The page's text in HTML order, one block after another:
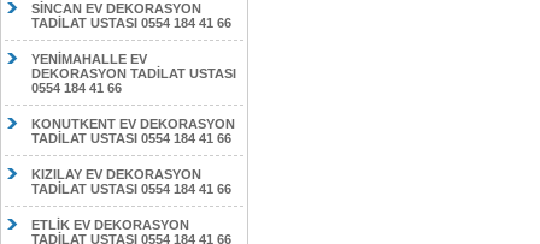
SİNCAN EV DEKORASYON
TADİLAT USTASI 0554 184 41 66
YENİMAHALLE EV
DEKORASYON TADİLAT USTASI
0554 184 41 66
KONUTKENT EV DEKORASYON
TADİLAT USTASI 0554 184 41 66
KIZILAY EV DEKORASYON
TADİLAT USTASI 0554 184 41 66
ETLİK EV DEKORASYON
TADİLAT USTASI 0554 184 41 66